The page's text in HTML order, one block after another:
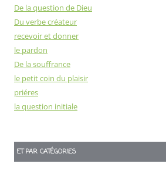
De la question de Dieu
Du verbe créateur
recevoir et donner
le pardon
De la souffrance
le petit coin du plaisir
priéres
la question initiale
ET PAR CATÉGORIES